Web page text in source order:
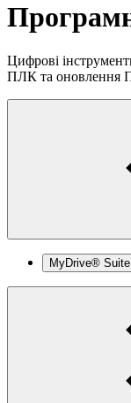
Цифрові
ПЛК та оновлення
MyDrive® Suite